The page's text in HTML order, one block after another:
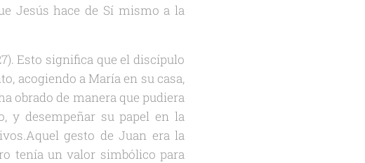
Jesús hace de Sí mismo a la
Esto significa que el discípulo
acogiendo a María en su casa,
obrado de manera que pudiera
y desempeñar su papel en la
gesto de Juan era la
tenía un valor simbólico para